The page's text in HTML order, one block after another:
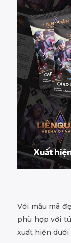
Với mẫu mã
phù hợp với
xuất hiện dưới